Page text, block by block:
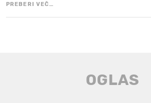
PREBERI VEČ…